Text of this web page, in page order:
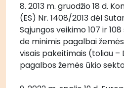
8. 2013 m. gruodžio 18 d.
(ES) Nr. 1408/2013 dėl
Sąjungos veikimo 107 ir
de minimis pagalbai
visais pakeitimais (toliau –
pagalbos žemės ūkio